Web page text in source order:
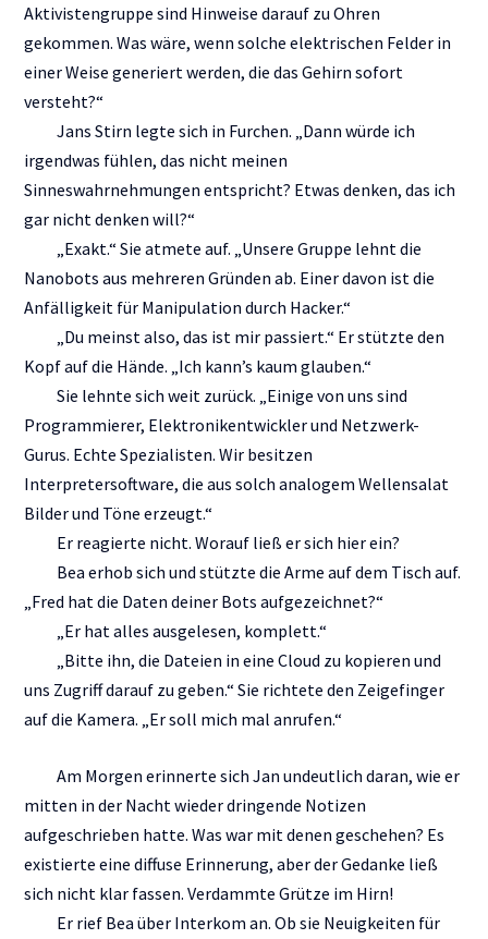
Aktivistengruppe sind Hinweise darauf zu Ohren
gekommen. Was wäre, wenn solche elektrischen Felder in
einer Weise generiert werden, die das Gehirn sofort
versteht?“
Jans Stirn legte sich in Furchen. „Dann würde ich
irgendwas fühlen, das nicht meinen
Sinneswahrnehmungen entspricht? Etwas denken, das ich
gar nicht denken will?“
„Exakt.“ Sie atmete auf. „Unsere Gruppe lehnt die
Nanobots aus mehreren Gründen ab. Einer davon ist die
Anfälligkeit für Manipulation durch Hacker.“
„Du meinst also, das ist mir passiert.“ Er stützte den
Kopf auf die Hände. „Ich kann’s kaum glauben.“
Sie lehnte sich weit zurück. „Einige von uns sind
Programmierer, Elektronikentwickler und Netzwerk-
Gurus. Echte Spezialisten. Wir besitzen
Interpretersoftware, die aus solch analogem Wellensalat
Bilder und Töne erzeugt.“
Er reagierte nicht. Worauf ließ er sich hier ein?
Bea erhob sich und stützte die Arme auf dem Tisch auf.
„Fred hat die Daten deiner Bots aufgezeichnet?“
„Er hat alles ausgelesen, komplett.“
„Bitte ihn, die Dateien in eine Cloud zu kopieren und
uns Zugriff darauf zu geben.“ Sie richtete den Zeigefinger
auf die Kamera. „Er soll mich mal anrufen.“
Am Morgen erinnerte sich Jan undeutlich daran, wie er
mitten in der Nacht wieder dringende Notizen
aufgeschrieben hatte. Was war mit denen geschehen? Es
existierte eine diffuse Erinnerung, aber der Gedanke ließ
sich nicht klar fassen. Verdammte Grütze im Hirn!
Er rief Bea über Interkom an. Ob sie Neuigkeiten für